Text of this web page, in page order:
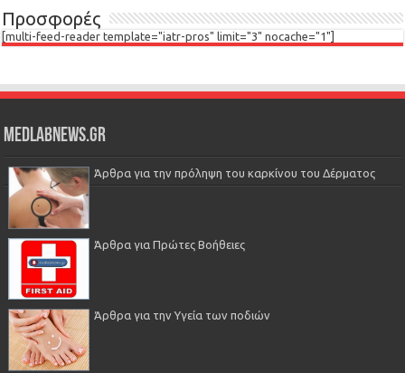
Προσφορές
[multi-feed-reader template="iatr-pros" limit="3" nocache="1"]
Medlabnews.gr
Άρθρα για την πρόληψη του καρκίνου του Δέρματος
Άρθρα για Πρώτες Βοήθειες
Άρθρα για την Υγεία των ποδιών